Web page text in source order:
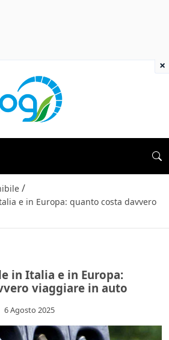
/
e in Europa: quanto costa davvero
in Italia e in Europa:
viaggiare in auto
6 Agosto 2025
×